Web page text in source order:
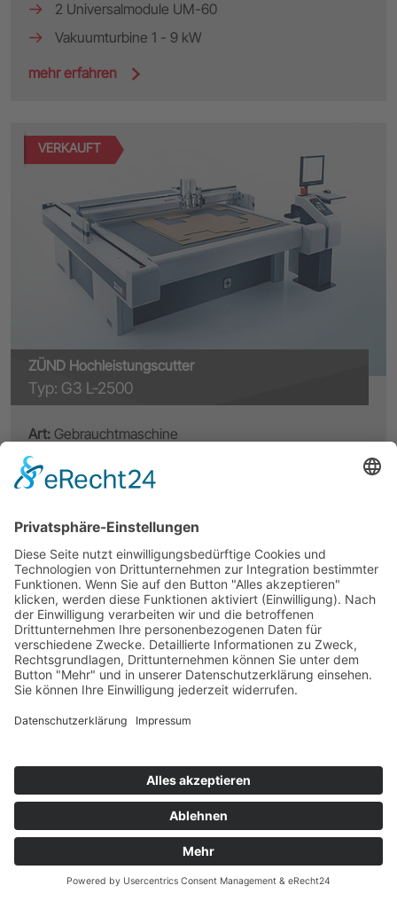
2 Universalmodule UM-60
Vakuumturbine 1 - 9 kW
mehr erfahren
VERKAUFT
ZÜND Hochleistungscutter
Typ: G3 L-2500
Art: Gebrauchtmaschine
Nummer:
Verfügbar:VERKAUFT
Erstinstallation 06/2021
Arbeitsbereich: 1800 mm x 2500 mm
2 Universalmodule (1x UM-ZP, 1x UM-ZS)
Vakuumturbine 1 - 9 kW
mehr erfahren